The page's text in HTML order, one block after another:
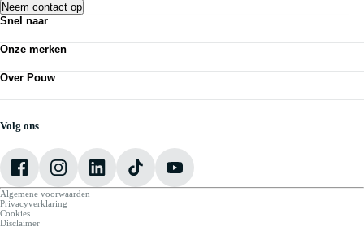
Neem contact op
Snel naar
Bedrijfswagens
Kennisbank
Vestigingen
Onze merken
Audi
VW Bedrijfswagens
Over Pouw
Vacatures
Mijn Pouw
Volg ons
Algemene voorwaarden
Privacyverklaring
Cookies
Disclaimer